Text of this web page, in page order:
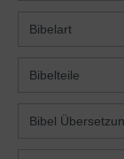
Bibelart
Bibelteile
Bibel